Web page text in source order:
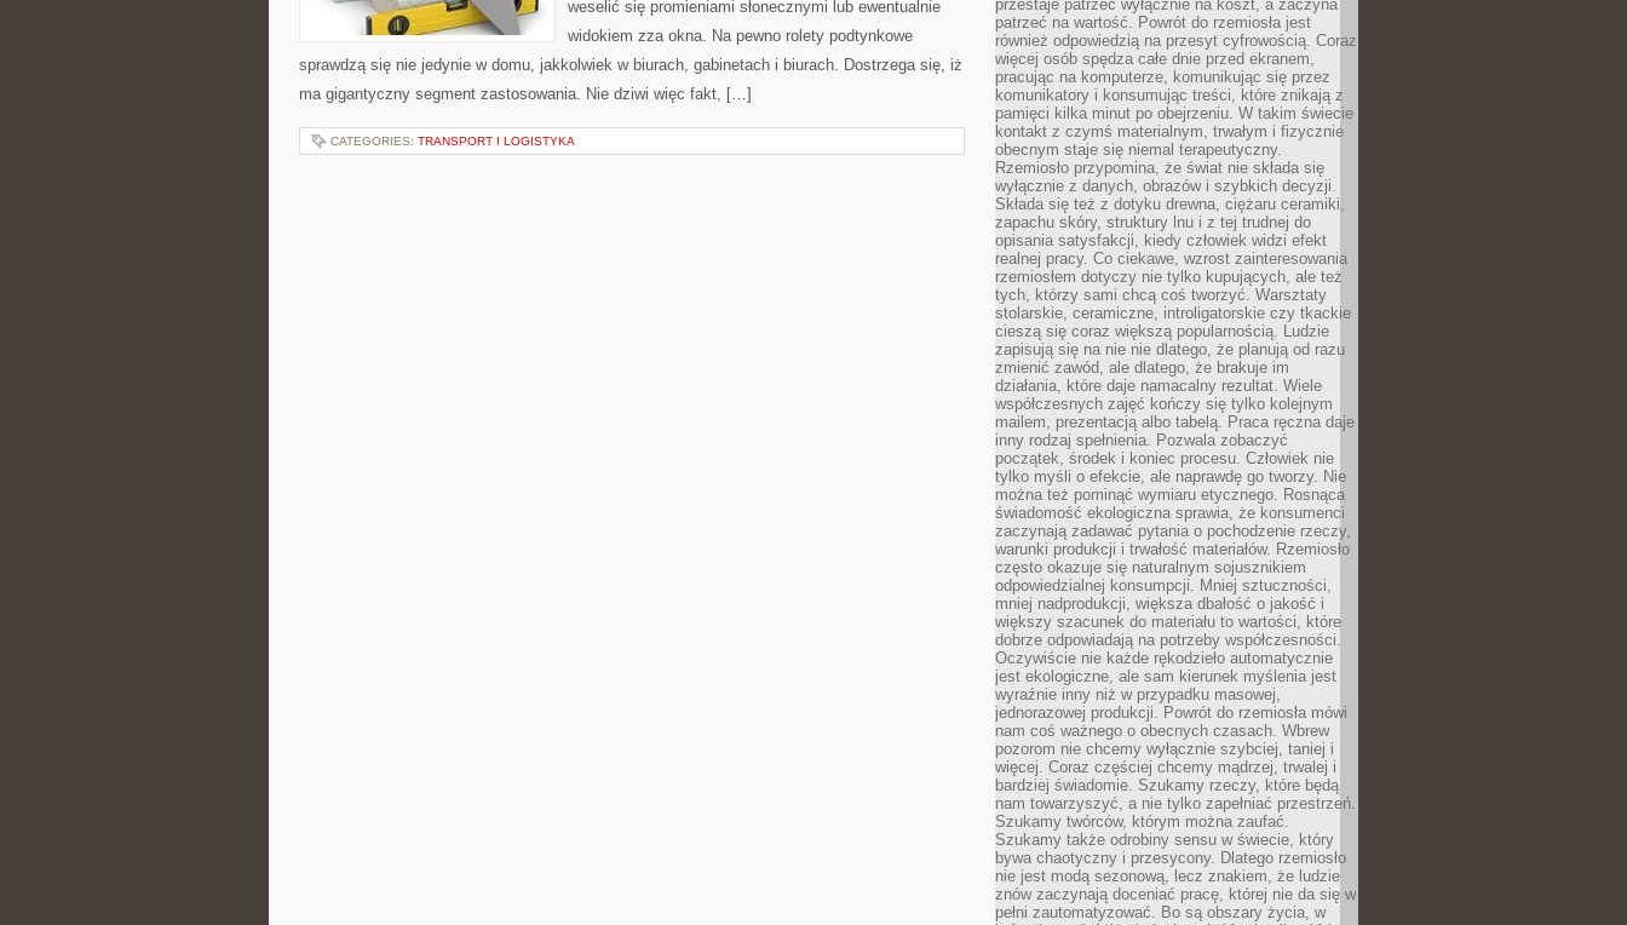
weselić się promieniami słonecznymi lub ewentualnie
widokiem zza okna. Na pewno rolety podtynkowe
sprawdzą się nie jedynie w domu, jakkolwiek w biurach, gabinetach i biurach. Dostrzega się, iż
ma gigantyczny segment zastosowania. Nie dziwi więc fakt, […]
CATEGORIES: TRANSPORT I LOGISTYKA
przestaje patrzeć wyłącznie na koszt, a zaczyna
patrzeć na wartość. Powrót do rzemiosła jest
również odpowiedzią na przesyt cyfrowością. Coraz
więcej osób spędza całe dnie przed ekranem,
pracując na komputerze, komunikując się przez
komunikatory i konsumując treści, które znikają z
pamięci kilka minut po obejrzeniu. W takim świecie
kontakt z czymś materialnym, trwałym i fizycznie
obecnym staje się niemal terapeutyczny.
Rzemiosło przypomina, że świat nie składa się
wyłącznie z danych, obrazów i szybkich decyzji.
Składa się też z dotyku drewna, ciężaru ceramiki,
zapachu skóry, struktury lnu i z tej trudnej do
opisania satysfakcji, kiedy człowiek widzi efekt
realnej pracy. Co ciekawe, wzrost zainteresowania
rzemiosłem dotyczy nie tylko kupujących, ale też
tych, którzy sami chcą coś tworzyć. Warsztaty
stolarskie, ceramiczne, introligatorskie czy tkackie
cieszą się coraz większą popularnością. Ludzie
zapisują się na nie nie dlatego, że planują od razu
zmienić zawód, ale dlatego, że brakuje im
działania, które daje namacalny rezultat. Wiele
współczesnych zajęć kończy się tylko kolejnym
mailem, prezentacją albo tabelą. Praca ręczna daje
inny rodzaj spełnienia. Pozwala zobaczyć
początek, środek i koniec procesu. Człowiek nie
tylko myśli o efekcie, ale naprawdę go tworzy. Nie
można też pominąć wymiaru etycznego. Rosnąca
świadomość ekologiczna sprawia, że konsumenci
zaczynają zadawać pytania o pochodzenie rzeczy,
warunki produkcji i trwałość materiałów. Rzemiosło
często okazuje się naturalnym sojusznikiem
odpowiedzialnej konsumpcji. Mniej sztuczności,
mniej nadprodukcji, większa dbałość o jakość i
większy szacunek do materiału to wartości, które
dobrze odpowiadają na potrzeby współczesności.
Oczywiście nie każde rękodzieło automatycznie
jest ekologiczne, ale sam kierunek myślenia jest
wyraźnie inny niż w przypadku masowej,
jednorazowej produkcji. Powrót do rzemiosła mówi
nam coś ważnego o obecnych czasach. Wbrew
pozorom nie chcemy wyłącznie szybciej, taniej i
więcej. Coraz częściej chcemy mądrzej, trwalej i
bardziej świadomie. Szukamy rzeczy, które będą
nam towarzyszyć, a nie tylko zapełniać przestrzeń.
Szukamy twórców, którym można zaufać.
Szukamy także odrobiny sensu w świecie, który
bywa chaotyczny i przesycony. Dlatego rzemiosło
nie jest modą sezonową, lecz znakiem, że ludzie
znów zaczynają doceniać pracę, której nie da się w
pełni zautomatyzować. Bo są obszary życia, w